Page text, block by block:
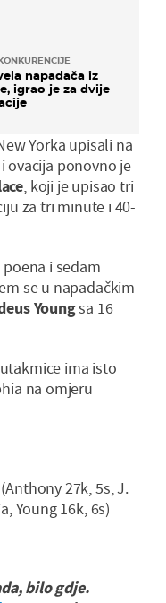
napadača iz
igrao je za dvije
Yorka upisali na
ovacija ponovno je
, koji je upisao tri
za tri minute i 40-
i sedam
se u napadačkim
Youngsa 16
ima isto
na omjeru
27k, 5s, J.
Young 16k, 6s)
bilo gdje.